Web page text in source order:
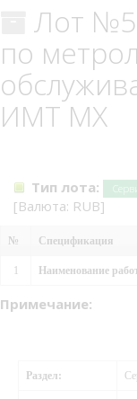
Лот
по
ИМТ МХ
Тип лота:
[Валюта: RUB]
№ Спецификация
Наименование
Примечание:
Раздел: